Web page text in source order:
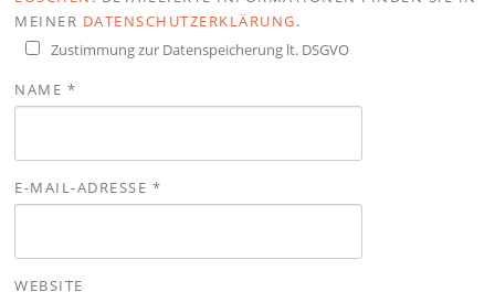
MEINER DATENSCHUTZERKLÄRUNG.
Zustimmung zur Datenspeicherung lt. DSGVO
NAME *
E-MAIL-ADRESSE *
WEBSITE